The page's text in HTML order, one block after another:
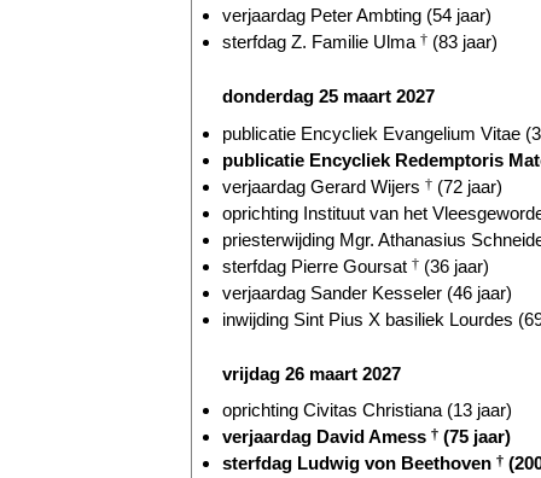
verjaardag Peter Ambting (54 jaar)
sterfdag Z. Familie Ulma † (83 jaar)
donderdag 25 maart 2027
publicatie Encycliek Evangelium Vitae
publicatie Encycliek Redemptoris
verjaardag Gerard Wijers † (72 jaar)
oprichting Instituut van het
priesterwijding Mgr. Athanasius
sterfdag Pierre Goursat † (36 jaar)
verjaardag Sander Kesseler (46 jaar)
inwijding Sint Pius X basiliek Lourdes
vrijdag 26 maart 2027
oprichting Civitas Christiana (13 jaar)
verjaardag David Amess † (75 jaar)
sterfdag Ludwig von Beethoven †